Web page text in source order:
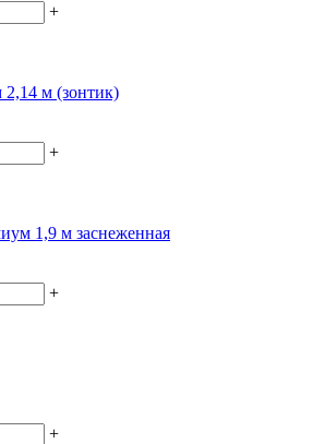
+
м (зонтик)
+
1,9 м заснеженная
+
+